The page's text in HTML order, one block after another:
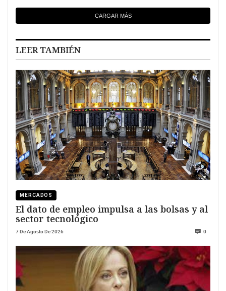
CARGAR MÁS
LEER TAMBIÉN
MERCADOS
El dato de empleo impulsa a las bolsas y al
sector tecnológico
7 De Agosto De 2026 0